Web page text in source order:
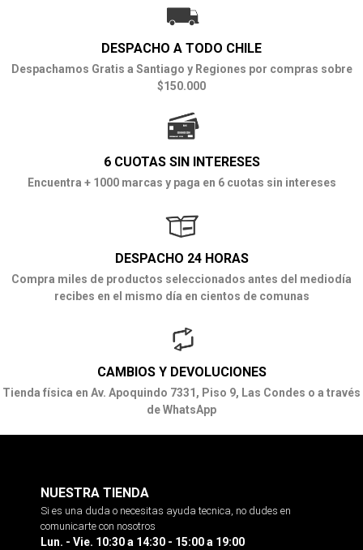
DESPACHO A TODO CHILE
Despachamos Gratis a Santiago y Regiones por compras sobre
$150.000
6 CUOTAS SIN INTERESES
Encuentra + 1000 marcas y paga en 6 cuotas sin intereses
DESPACHO 24 HORAS
Compra miles de productos seleccionados antes del mediodía
recibes en el mismo día en cientos de comunas
CAMBIOS Y DEVOLUCIONES
Tienda física en Av. Apoquindo 7331, Piso 9, Las Condes o a través
de WhatsApp
NUESTRA TIENDA
Si es una duda o necesitas ayuda tecnica, no dudes en
comunicarte con nosotros
Lun. - Vie. 10:30 a 14:30 - 15:00 a 19:00